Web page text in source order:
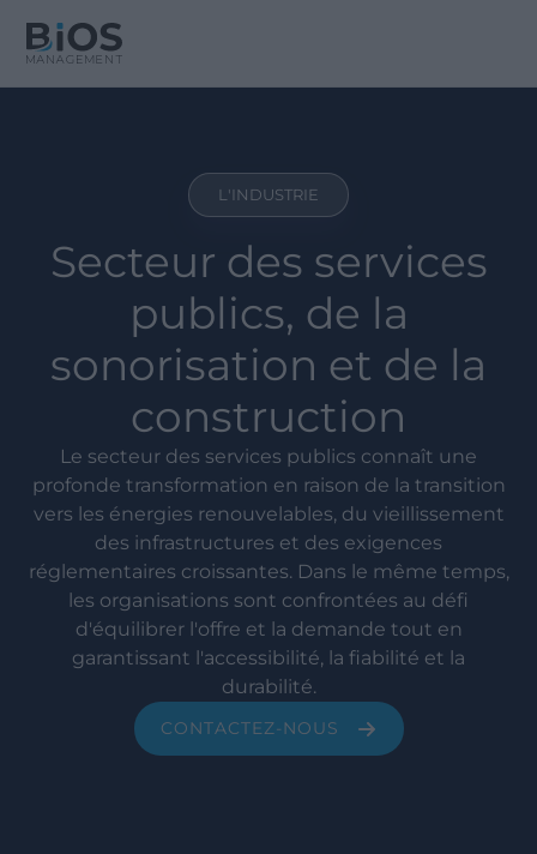
L'INDUSTRIE
Secteur des services
publics, de la
sonorisation et de la
construction
Le secteur des services publics connaît une
profonde transformation en raison de la transition
vers les énergies renouvelables, du vieillissement
des infrastructures et des exigences
réglementaires croissantes. Dans le même temps,
les organisations sont confrontées au défi
d'équilibrer l'offre et la demande tout en
garantissant l'accessibilité, la fiabilité et la
durabilité.
CONTACTEZ-NOUS